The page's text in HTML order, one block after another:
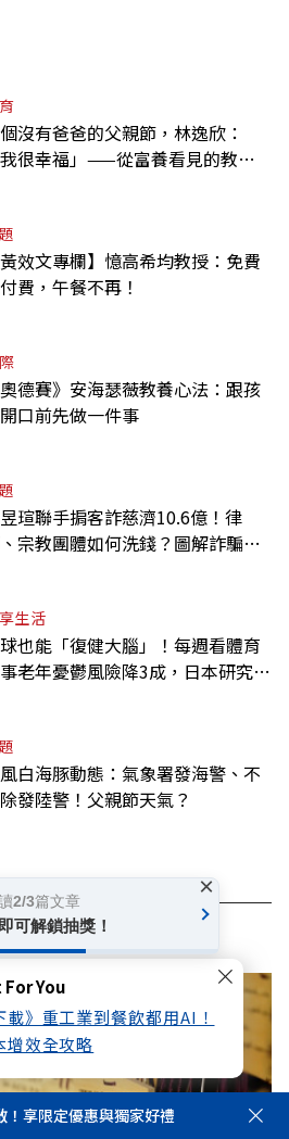
You
載》重工業到餐飲都用AI！
增效全攻略
沒有爸爸的父親節，林逸欣：
我很幸福」——從富養看見的教養
黃效文專欄】憶高希均教授：免費
費，午餐不再！
奧德賽》安海瑟薇教養心法：跟孩
口前先做一件事
瑄聯手掮客詐慈濟10.6億！律
宗教團體如何洗錢？圖解詐騙關
生活
也能「復健大腦」！每週看體育
老年憂鬱風險降3成，日本研究：
白海豚動態：氣象署發海警、不
發陸警！父親節天氣？
了..
！享限定優惠與獨家好禮
2/3篇文章
可解鎖抽獎！
×